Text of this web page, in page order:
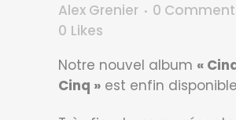
Alex Grenier
0
0 Likes
Notre nouvel album «
Cinq » est enfin